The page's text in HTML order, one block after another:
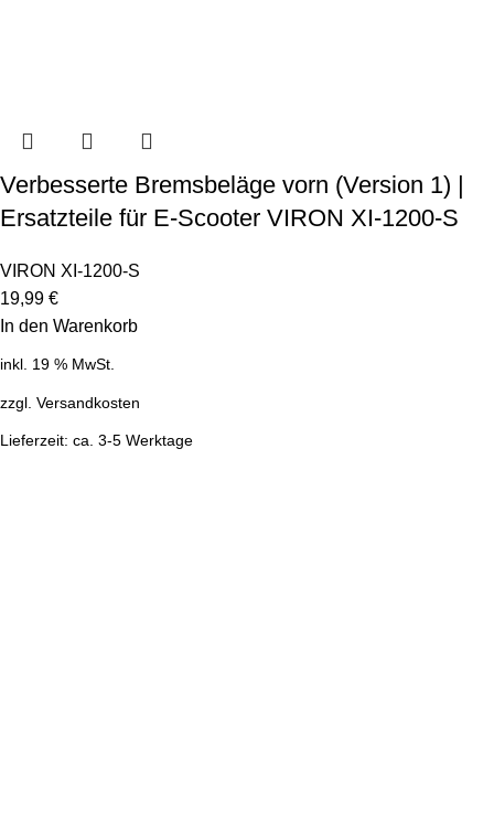
Verbesserte Bremsbeläge vorn (Version 1) |
Ersatzteile für E-Scooter VIRON XI-1200-S
VIRON XI-1200-S
19,99 €
In den Warenkorb
inkl. 19 % MwSt.
zzgl. Versandkosten
Lieferzeit: ca. 3-5 Werktage